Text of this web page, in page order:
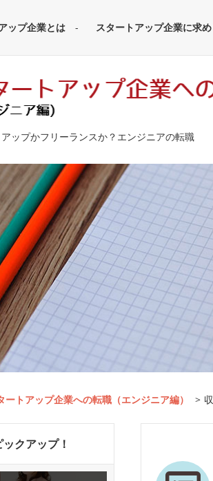
ップ企業とは スタートアップ企業に求
ップかフリーランスか？エンジニアの転職
ートアップ企業への転職（エンジニア編） >
ックアップ！